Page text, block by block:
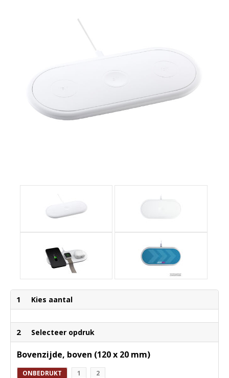
1 Kies aantal
2 Selecteer opdruk
Bovenzijde, boven (120 x 20 mm)
ONBEDRUKT 1 2